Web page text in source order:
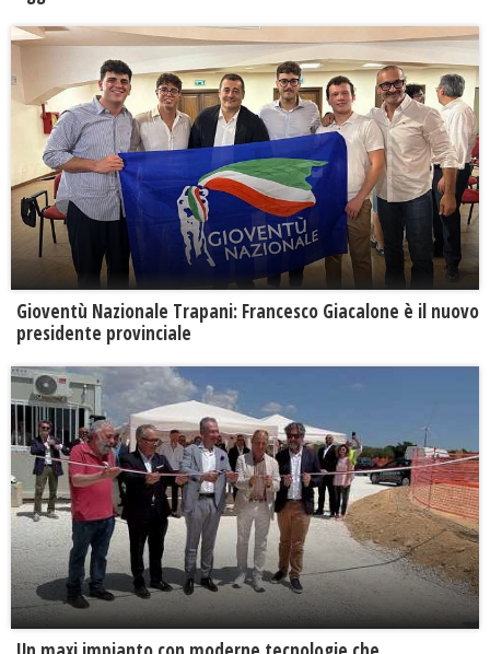
Gioventù Nazionale Trapani: Francesco Giacalone è il nuovo
presidente provinciale